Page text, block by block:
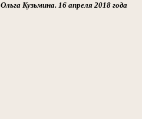
Ольга Кузьмина. 16 апреля 2018 года